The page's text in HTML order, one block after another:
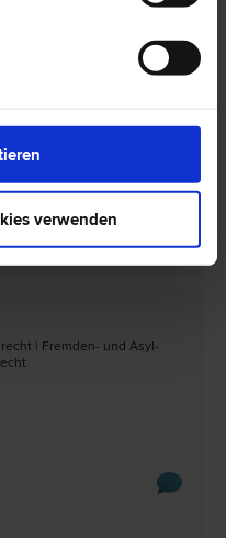
verwenden
| Fremden- und Asyl­